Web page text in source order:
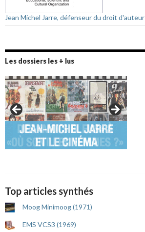
Jean Michel Jarre, défenseur du droit d'auteur
Les dossiers les + lus
Top articles synthés
Moog Minimoog (1971)
EMS VCS3 (1969)